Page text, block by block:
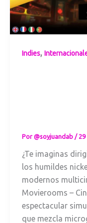
Indies,
Por@soyjuandab /
¿Te imaginas
los humildes
modernos
Movierooms –
espectacular
que mezcla